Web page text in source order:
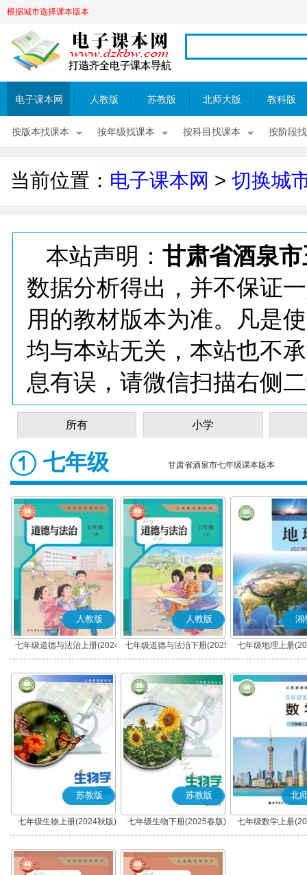
根据城市选择课本版本
电子课本网 人教版 苏教版 北师大版 教科版
按版本找课本 按年级找课本 按科目找课本 按阶段
当前位置： 电子课本网 > 切换城
本站声明： 甘肃省酒泉
数据分析得出，并不保证
用的教材版本为准。凡是
均与本站无关，本站也不
息有误，请微信扫描右侧
所有 小学
七年级 甘肃省酒泉市七年级课本版本
人教版
七年级道德与法治上册(2024
秋版)(部编版)
人教版
七年级道德与法治下册(2025
春版)(部编版)
湘
七年级地理上册
苏教版
七年级生物上册(2024秋版)
苏教版
七年级生物下册(2025春版)
北
七年级数学上册